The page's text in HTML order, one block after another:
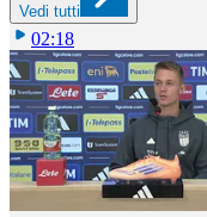
Vedi tutti
02:18